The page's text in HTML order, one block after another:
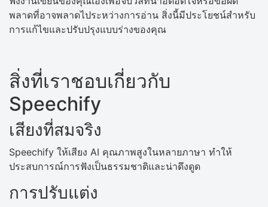
พลาดที่อาจพลาดไประหว่างการอ่าน สิ่งนี้มีประโยชน์สำหรับ
การแก้ไขและปรับปรุงแบบร่างของคุณ
สิ่งที่เราชอบเกี่ยวกับ
Speechify
เสียงที่สมจริง
Speechify ให้เสียง AI คุณภาพสูงในหลายภาษา ทำให้
ประสบการณ์การฟังเป็นธรรมชาติและน่าดึงดูด
การปรับแต่ง